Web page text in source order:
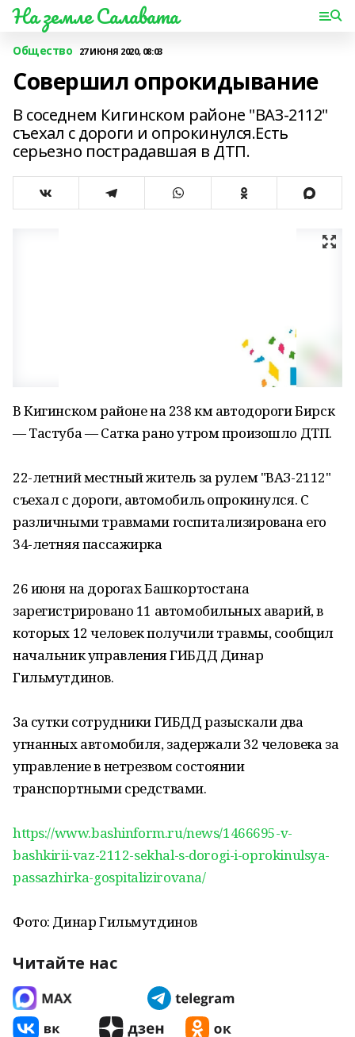
На земле Салавата
Общество 27 ИЮНЯ 2020, 08:03
Совершил опрокидывание
В соседнем Кигинском районе "ВАЗ-2112"
съехал с дороги и опрокинулся.Есть
серьезно пострадавшая в ДТП.
В Кигинском районе на 238 км автодороги Бирск
— Тастуба — Сатка рано утром произошло ДТП.
22-летний местный житель за рулем "ВАЗ-2112"
съехал с дороги, автомобиль опрокинулся. С
различными травмами госпитализирована его
34-летняя пассажирка
26 июня на дорогах Башкортостана
зарегистрировано 11 автомобильных аварий, в
которых 12 человек получили травмы, сообщил
начальник управления ГИБДД Динар
Гильмутдинов.
За сутки сотрудники ГИБДД разыскали два
угнанных автомобиля, задержали 32 человека за
управление в нетрезвом состоянии
транспортными средствами.
https://www.bashinform.ru/news/1466695-v-
bashkirii-vaz-2112-sekhal-s-dorogi-i-oprokinulsya-
passazhirka-gospitalizirovana/
Фото: Динар Гильмутдинов
Читайте нас